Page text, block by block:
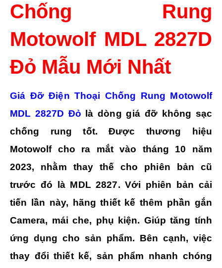
Chống Rung
Motowolf MDL 2827D
Đỏ Mẫu Mới Nhất
Giá Đỡ Điện Thoại Chống Rung Motowolf
MDL 2827D Đỏ
là dòng giá đỡ không sạc
chống rung tốt. Được thương hiệu
Motowolf cho ra mắt vào tháng 10 năm
2023, nhằm thay thế cho phiên bản cũ
trước đó là MDL 2827. Với phiên bản cải
tiến lần này, hãng thiết kế thêm phần gắn
Camera, mái che, phụ kiện. Giúp tăng tính
ứng dụng cho sản phẩm. Bên cạnh, việc
thay đổi thiết kế, sản phẩm nhanh chóng